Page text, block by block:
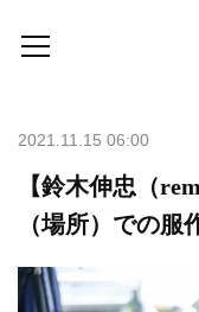
2021.11.15 06:00
【鈴木伸忠（
（場所）での服